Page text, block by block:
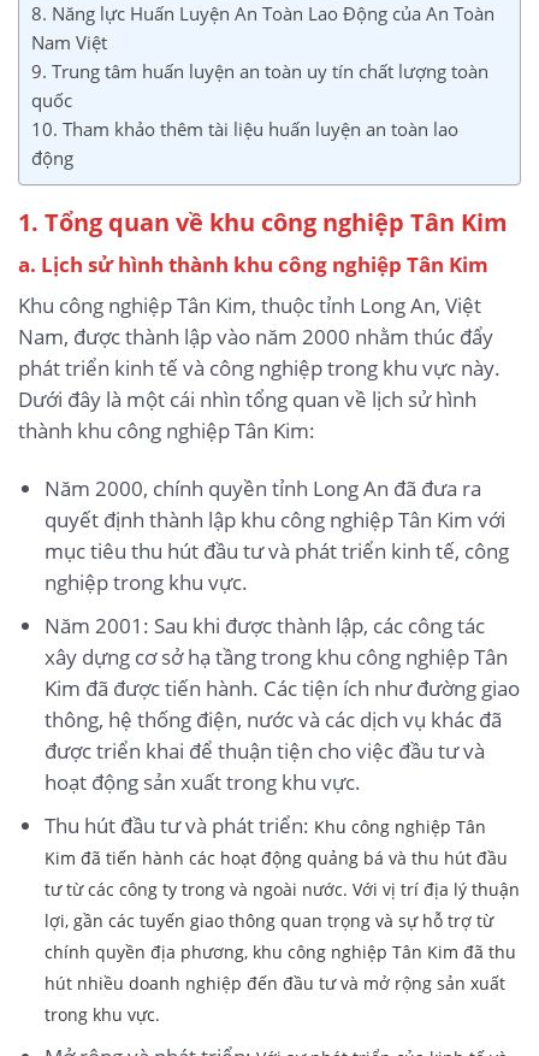
8. Năng lực Huấn Luyện An Toàn Lao Động của An Toàn
Nam Việt
9. Trung tâm huấn luyện an toàn uy tín chất lượng toàn
quốc
10. Tham khảo thêm tài liệu huấn luyện an toàn lao
động
1. Tổng quan về khu công nghiệp Tân Kim
a. Lịch sử hình thành khu công nghiệp Tân Kim
Khu công nghiệp Tân Kim, thuộc tỉnh Long An, Việt
Nam, được thành lập vào năm 2000 nhằm thúc đẩy
phát triển kinh tế và công nghiệp trong khu vực này.
Dưới đây là một cái nhìn tổng quan về lịch sử hình
thành khu công nghiệp Tân Kim:
Năm 2000, chính quyền tỉnh Long An đã đưa ra
quyết định thành lập khu công nghiệp Tân Kim với
mục tiêu thu hút đầu tư và phát triển kinh tế, công
nghiệp trong khu vực.
Năm 2001: Sau khi được thành lập, các công tác
xây dựng cơ sở hạ tầng trong khu công nghiệp Tân
Kim đã được tiến hành. Các tiện ích như đường giao
thông, hệ thống điện, nước và các dịch vụ khác đã
được triển khai để thuận tiện cho việc đầu tư và
hoạt động sản xuất trong khu vực.
Thu hút đầu tư và phát triển: Khu công nghiệp Tân
Kim đã tiến hành các hoạt động quảng bá và thu hút đầu
tư từ các công ty trong và ngoài nước. Với vị trí địa lý thuận
lợi, gần các tuyến giao thông quan trọng và sự hỗ trợ từ
chính quyền địa phương, khu công nghiệp Tân Kim đã thu
hút nhiều doanh nghiệp đến đầu tư và mở rộng sản xuất
trong khu vực.